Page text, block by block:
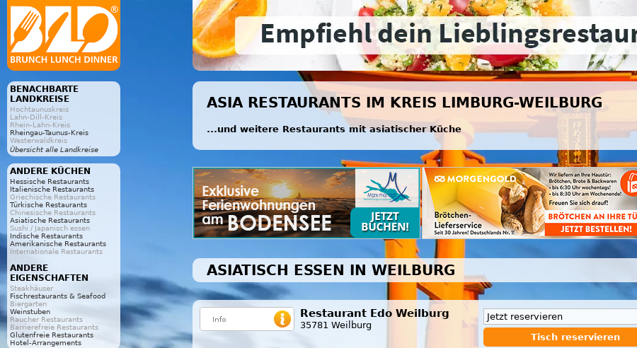
BENACHBARTE
LANDKREISE
Hochtaunuskreis
Lahn-Dill-Kreis
Rhein-Lahn-Kreis
Rheingau-Taunus-Kreis
Westerwaldkreis
Übersicht alle Landkreise
ANDERE KÜCHEN
Hessische Restaurants
Italienische Restaurants
Griechische Restaurants
Türkische Restaurants
Chinesische Restaurants
Asiatische Restaurants
Sushi / Japanisch essen
Indische Restaurants
Amerikanische Restaurants
Internationale Restaurants
ANDERE
EIGENSCHAFTEN
Steakhäuser
Fischrestaurants & Seafood
Biergarten
Weinstuben
Raucher Restaurants
Barrierefreie Restaurants
Glutenfreie Restaurants
Hotel-Arrangements
ASIA RESTAURANTS IM KREIS LIMBURG-WEILBURG
...und weitere Restaurants mit asiatischer Küche
ASIATISCH ESSEN IN WEILBURG
Restaurant Edo Weilburg
35781 Weilburg
Jetzt reservieren
Tisch reservieren